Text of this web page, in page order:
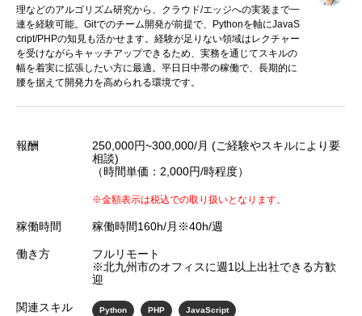
理などのアルゴリズム研究から、クラウド/エッジへの実装まで一
連を経験可能。Gitでのチーム開発が前提で、Pythonを軸にJavaS
cript/PHPの知見も活かせます。経験が足りない領域はレクチャー
を受けながらキャッチアップできるため、実務を通じてスキルの
幅を着実に拡張したい方に最適。平日日中帯の稼働で、長期的に
腰を据えて開発力を高められる環境です。
報酬
250,000円~300,000/月 (ご経験やスキルにより要
相談)
（時間単価：2,000円/時程度）
※金額表示は税込での取り扱いとなります。
稼働時間 稼働時間160h/月※40h/週
働き方
フルリモート
※北九州市のオフィスに週1以上出社できる方歓
迎
関連スキル Python PHP JavaScript